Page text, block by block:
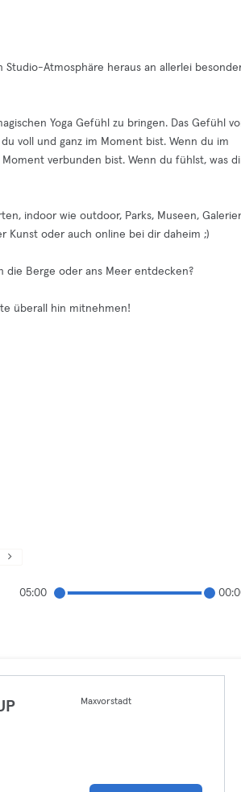
Atmosphäre heraus an allerlei
Yoga Gefühl zu bringen. Das Gefühl
voll und ganz im Moment bist. Wenn du im
verbunden bist. Wenn du fühlst, was
indoor wie outdoor, Parks, Museen,
Kunst oder auch online bei dir daheim ;)
die Berge oder ans Meer entdecken?
überall hin mitnehmen!
05:00
Maxvorstadt